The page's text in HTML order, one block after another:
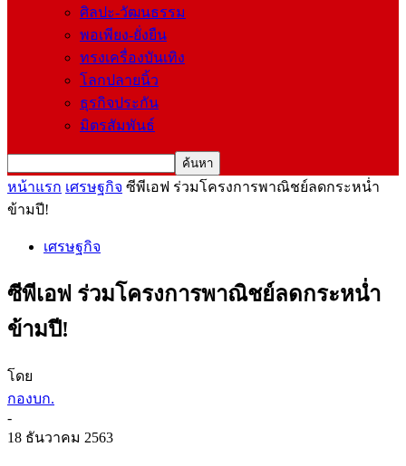
ศิลปะ-วัฒนธรรม
พอเพียง-ยั่งยืน
ทรงเครื่องบันเทิง
โลกปลายนิ้ว
ธุรกิจประกัน
มิตรสัมพันธ์
หน้าแรก เศรษฐกิจ ซีพีเอฟ ร่วมโครงการพาณิชย์ลดกระหน่ำ
ข้ามปี!
เศรษฐกิจ
ซีพีเอฟ ร่วมโครงการพาณิชย์ลดกระหน่ำ
ข้ามปี!
โดย
กองบก.
-
18 ธันวาคม 2563